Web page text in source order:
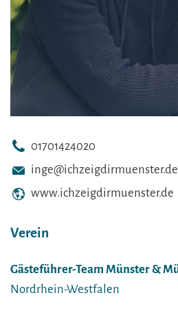
01701424020
inge@ichzeigdirmuenster.de
www.ichzeigdirmuenster.de
Verein
Gästeführer-Team Münster &
Nordrhein-Westfalen